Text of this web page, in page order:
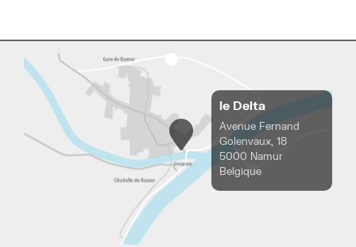
le Delta
Avenue Fernand
Golenvaux, 18
5000 Namur
Belgique